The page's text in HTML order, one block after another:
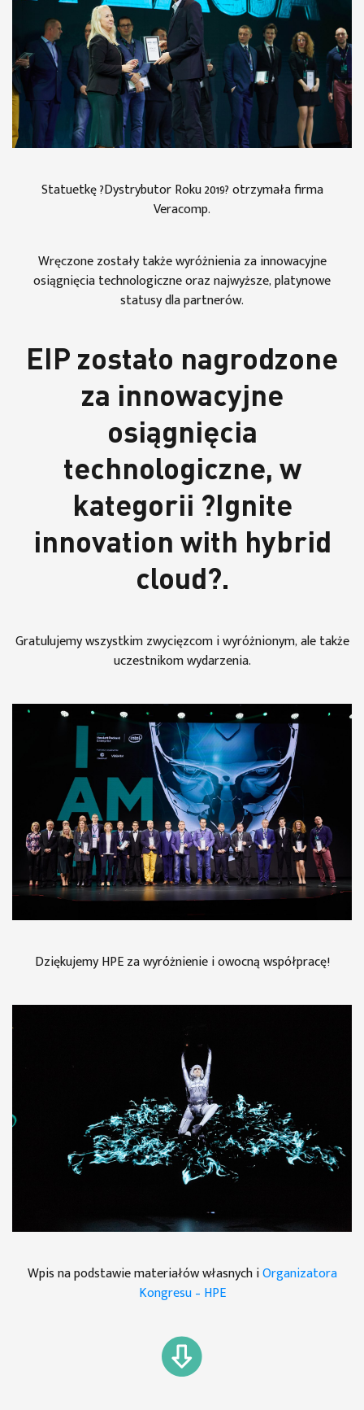
Statuetkę ?Dystrybutor Roku 2019? otrzymała firma
Veracomp.
Wręczone zostały także wyróżnienia za innowacyjne
osiągnięcia technologiczne oraz najwyższe, platynowe
statusy dla partnerów.
EIP zostało nagrodzone
za innowacyjne
osiągnięcia
technologiczne, w
kategorii ?Ignite
innovation with hybrid
cloud?.
Gratulujemy wszystkim zwycięzcom i wyróżnionym, ale także
uczestnikom wydarzenia.
Dziękujemy HPE za wyróżnienie i owocną współpracę!
Wpis na podstawie materiałów własnych iOrganizatora
Kongresu – HPE